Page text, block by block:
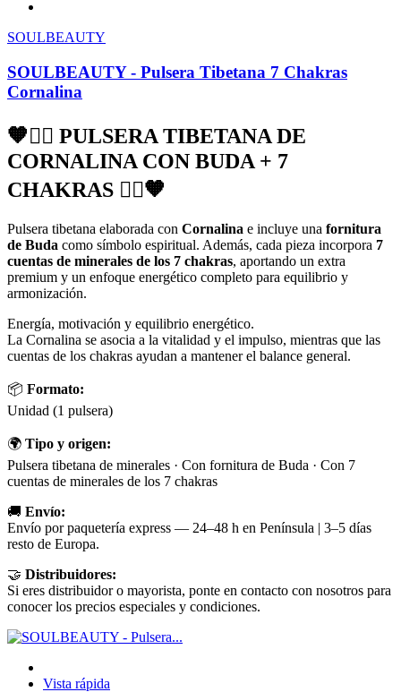
SOULBEAUTY
SOULBEAUTY - Pulsera Tibetana 7 Chakras
Cornalina
🧡🧘‍♀️ PULSERA TIBETANA DE
CORNALINA CON BUDA + 7
CHAKRAS 🧘‍♀️🧡
Pulsera tibetana elaborada con Cornalina e incluye una fornitura
de Buda como símbolo espiritual. Además, cada pieza incorpora 7
cuentas de minerales de los 7 chakras, aportando un extra
premium y un enfoque energético completo para equilibrio y
armonización.
Energía, motivación y equilibrio energético.
La Cornalina se asocia a la vitalidad y el impulso, mientras que las
cuentas de los chakras ayudan a mantener el balance general.
📦 Formato:
Unidad (1 pulsera)
🌍 Tipo y origen:
Pulsera tibetana de minerales · Con fornitura de Buda · Con 7
cuentas de minerales de los 7 chakras
🚚 Envío:
Envío por paquetería express — 24–48 h en Península | 3–5 días
resto de Europa.
🤝 Distribuidores:
Si eres distribuidor o mayorista, ponte en contacto con nosotros para
conocer los precios especiales y condiciones.
Vista rápida